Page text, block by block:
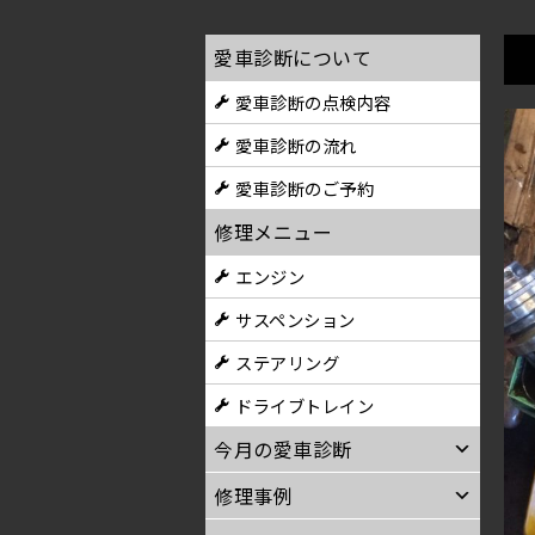
愛車診断について
愛車診断の点検内容
愛車診断の流れ
愛車診断のご予約
修理メニュー
エンジン
サスペンション
ステアリング
ドライブトレイン
今月の愛車診断
修理事例